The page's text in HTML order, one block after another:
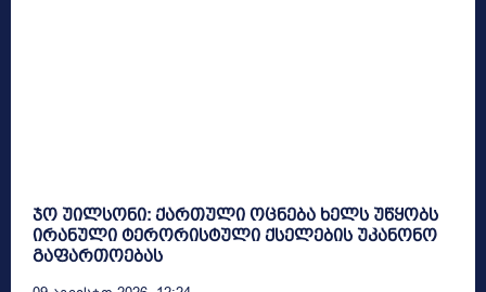
ჯო უილსონი: ქართული ოცნება ხელს უწყობს
ირანული ტერორისტული ქსელების უკანონო
გაფართოებას